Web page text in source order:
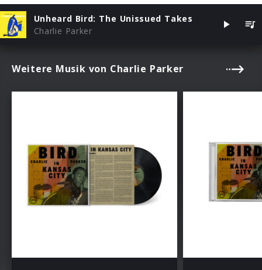
Unheard Bird: The Unissued Takes
Charlie Parker
Weitere Musik von Charlie Parker